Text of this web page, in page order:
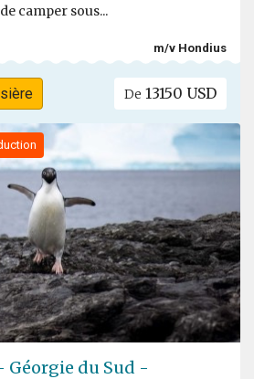
camper sous...
m/v Hondius
De 13150 USD
du Sud -